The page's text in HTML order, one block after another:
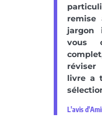
remise
jargon
vous
réviser
livre a
L'avis